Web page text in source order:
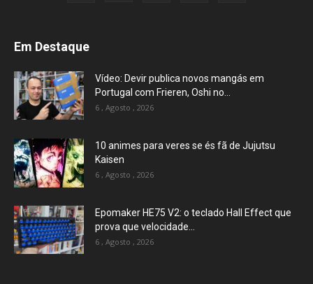
Em Destaque
Vídeo: Devir publica novos mangás em
Portugal com Frieren, Oshi no...
6 , Agosto , 2026
10 animes para veres se és fã de Jujutsu
Kaisen
6 , Agosto , 2026
Epomaker HE75 V2: o teclado Hall Effect que
prova que velocidade...
6 , Agosto , 2026